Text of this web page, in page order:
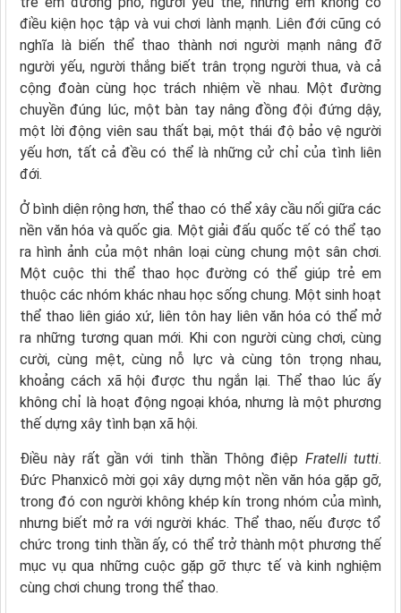
điều kiện học tập và vui chơi lành mạnh. Liên đới cũng có
nghĩa là biến thể thao thành nơi người mạnh nâng đỡ
người yếu, người thắng biết trân trọng người thua, và cả
cộng đoàn cùng học trách nhiệm về nhau. Một đường
chuyền đúng lúc, một bàn tay nâng đồng đội đứng dậy,
một lời động viên sau thất bại, một thái độ bảo vệ người
yếu hơn, tất cả đều có thể là những cử chỉ của tình liên
đới.
Ở bình diện rộng hơn, thể thao có thể xây cầu nối giữa các
nền văn hóa và quốc gia. Một giải đấu quốc tế có thể tạo
ra hình ảnh của một nhân loại cùng chung một sân chơi.
Một cuộc thi thể thao học đường có thể giúp trẻ em
thuộc các nhóm khác nhau học sống chung. Một sinh hoạt
thể thao liên giáo xứ, liên tôn hay liên văn hóa có thể mở
ra những tương quan mới. Khi con người cùng chơi, cùng
cười, cùng mệt, cùng nỗ lực và cùng tôn trọng nhau,
khoảng cách xã hội được thu ngắn lại. Thể thao lúc ấy
không chỉ là hoạt động ngoại khóa, nhưng là một phương
thế dựng xây tình bạn xã hội.
Điều này rất gần với tinh thần Thông điệp Fratelli tutti.
Đức Phanxicô mời gọi xây dựng một nền văn hóa gặp gỡ,
trong đó con người không khép kín trong nhóm của mình,
nhưng biết mở ra với người khác. Thể thao, nếu được tổ
chức trong tinh thần ấy, có thể trở thành một phương thế
mục vụ qua những cuộc gặp gỡ thực tế và kinh nghiệm
cùng chơi chung trong thể thao.